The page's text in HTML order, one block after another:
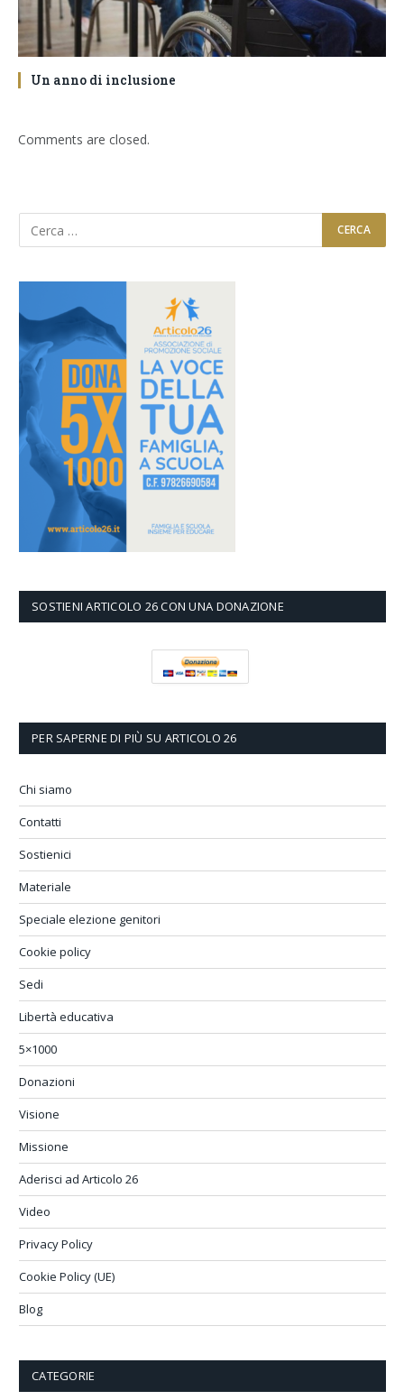
Un anno di inclusione
Comments are closed.
SOSTIENI ARTICOLO 26 CON UNA DONAZIONE
PER SAPERNE DI PIÙ SU ARTICOLO 26
Chi siamo
Contatti
Sostienici
Materiale
Speciale elezione genitori
Cookie policy
Sedi
Libertà educativa
5×1000
Donazioni
Visione
Missione
Aderisci ad Articolo 26
Video
Privacy Policy
Cookie Policy (UE)
Blog
CATEGORIE